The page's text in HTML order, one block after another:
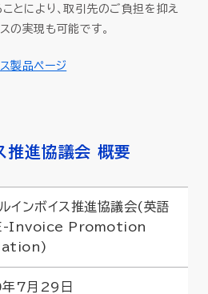
とにより、取引先のご負担を抑え
の実現も可能です。
製品ページ
推進協議会 概要
インボイス推進協議会(英語
Invoice Promotion
7月29日